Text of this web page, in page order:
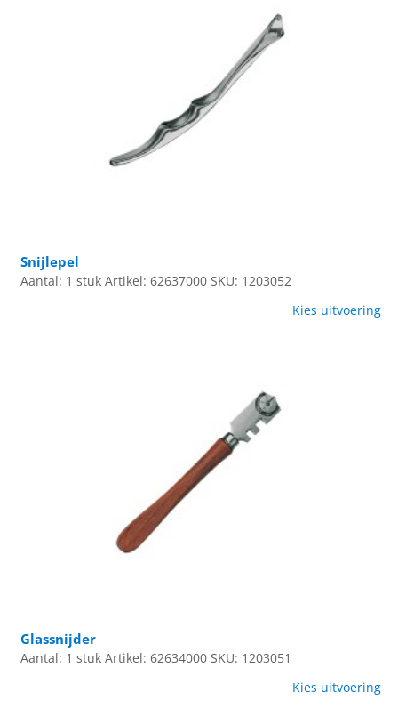
Snijlepel
Aantal: 1 stuk Artikel: 62637000 SKU: 1203052
Kies uitvoering
Glassnijder
Aantal: 1 stuk Artikel: 62634000 SKU: 1203051
Kies uitvoering